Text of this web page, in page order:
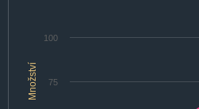
Množství 75
100